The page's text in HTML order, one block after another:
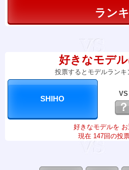
ラン
好きなモデ
投票するとモデルランキ
VS
？
好きなモデルを お
現在 147回の投